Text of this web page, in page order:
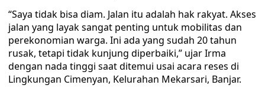
“Saya tidak bisa diam. Jalan itu adalah hak rakyat. Akses
jalan yang layak sangat penting untuk mobilitas dan
perekonomian warga. Ini ada yang sudah 20 tahun
rusak, tetapi tidak kunjung diperbaiki,” ujar Irma
dengan nada tinggi saat ditemui usai acara reses di
Lingkungan Cimenyan, Kelurahan Mekarsari, Banjar.